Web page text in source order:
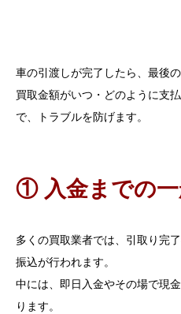
車の引渡しが完了したら、最後
買取金額がいつ・どのように支
で、トラブルを防げます。
① 入金までの
多くの買取業者では、引取り完
振込が行われます。
中には、即日入金やその場で現
ります。